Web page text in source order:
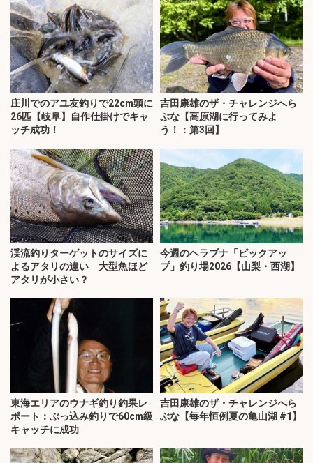
庄川でのアユ友釣りで22cm頭に
26匹【岐阜】自作仕掛けでキャ
ッチ成功！
吉田康雄のザ・チャレンジへら
ぶな【高原湖に行ってみよ
う！：第3回】
渓流釣りターゲットのサイズに
よるアタリの違い 大型魚ほど
アタリが小さい？
今週のヘラブナ「ピックアッ
プ」釣り場2026【山梨・西湖】
東海エリアのウナギ釣り釣果レ
ポート：ぶっ込み釣りで60cm級
キャッチに成功
吉田康雄のザ・チャレンジへら
ぶな【毎年恒例夏の亀山湖 #1】